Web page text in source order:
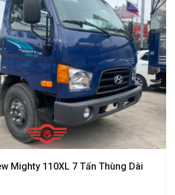
Mighty 110XL 7 Tấn Thùng Dài